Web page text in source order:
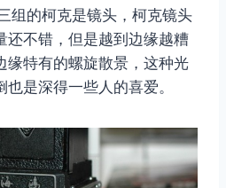
组的柯克是镜头，柯克镜头
还不错，但是越到边缘越糟
缘特有的螺旋散景，这种光
是深得一些人的喜爱。